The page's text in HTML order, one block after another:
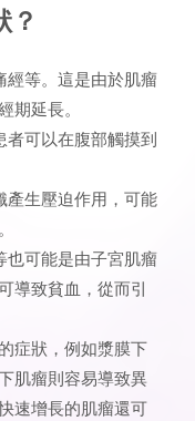
？
經等。這是由於肌瘤
期延長。
者可以在腹部觸摸到
產生壓迫作用，可能
也可能是由子宮肌瘤
導致貧血，從而引
症狀，例如漿膜下
肌瘤則容易導致異
速增長的肌瘤還可